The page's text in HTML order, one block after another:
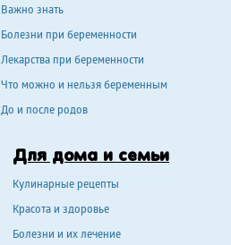
Важно знать
Болезни при беременности
Лекарства при беременности
Что можно и нельзя беременным
До и после родов
Для дома и семьи
Кулинарные рецепты
Красота и здоровье
Болезни и их лечение